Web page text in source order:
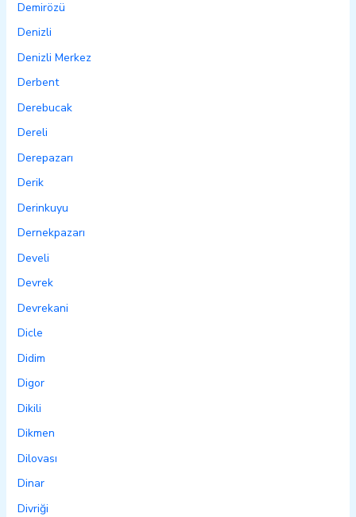
Demirözü
Denizli
Denizli Merkez
Derbent
Derebucak
Dereli
Derepazarı
Derik
Derinkuyu
Dernekpazarı
Develi
Devrek
Devrekani
Dicle
Didim
Digor
Dikili
Dikmen
Dilovası
Dinar
Divriği